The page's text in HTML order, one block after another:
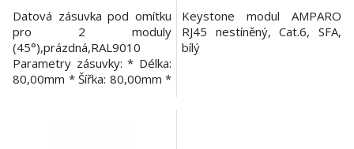
Datová zásuvka pod omítku
pro 2 moduly
(45°),prázdná,RAL9010
Parametry zásuvky: * Délka:
80,00mm * Šířka: 80,00mm *
Keystone modul AMPARO
RJ45 nestíněný, Cat.6, SFA,
bílý